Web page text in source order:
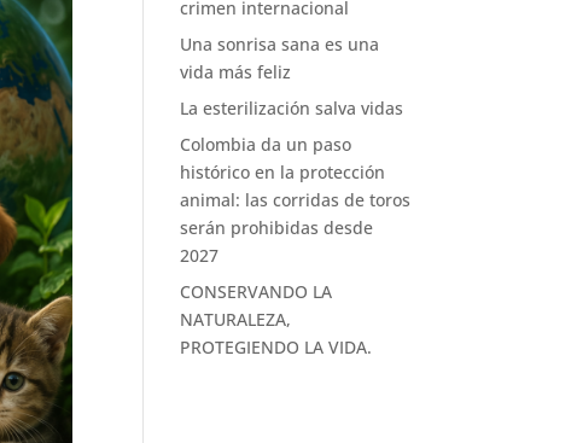
crimen internacional
Una sonrisa sana es una
vida más feliz
La esterilización salva vidas
Colombia da un paso
histórico en la protección
animal: las corridas de toros
serán prohibidas desde
2027
CONSERVANDO LA
NATURALEZA,
PROTEGIENDO LA VIDA.